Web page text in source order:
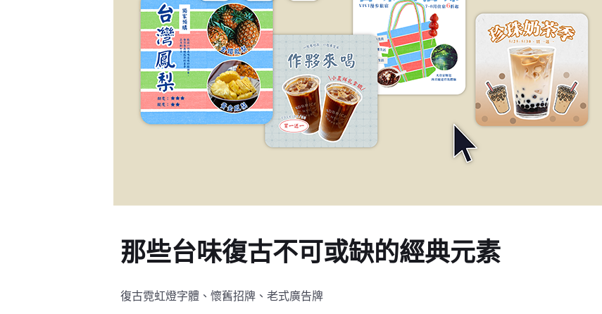
那些台味復古不可或缺的經典元素
復古霓虹燈字體、懷舊招牌、老式廣告牌